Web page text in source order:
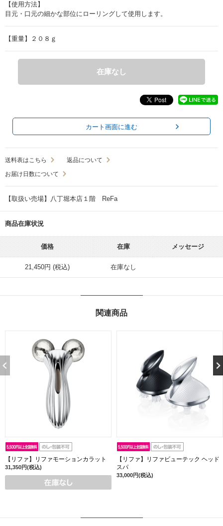
【使用方法】
目元・口元の細かな部位にローリングして使用します。
【重量】２０８ｇ
在庫なし
カート画面に進む
送料表はこちら
返品について
お届け日数について
【取扱い売場】八丁堀本店１階 ReFa
商品在庫状況
価格 在庫 メッセージ
21,450円 (税込) 在庫なし
関連商品
【リファ】リファモーションカラット
31,350円(税込)
【リファ】リファビューテック ヘッド
スパ
33,000円(税込)